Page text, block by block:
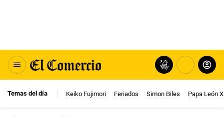
Temas del día Keiko Fujimori Feriados Simon Biles Papa León